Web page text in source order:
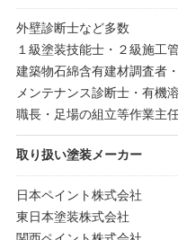
外壁診断士など多数
１級塗装技能士・２級施工
建築物石綿含有建材調査者
メンテナンス診断士・有機
職長・足場の組立等作業主
取り扱い塗装メーカー
日本ペイント株式会社
東日本塗装株式会社